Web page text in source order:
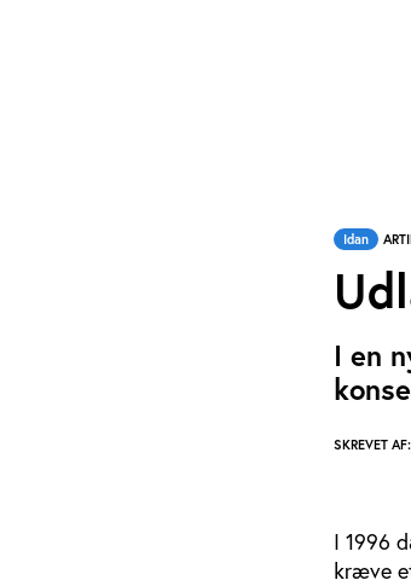
Idan
I en
SKREVET AF:
I 1996
kræve